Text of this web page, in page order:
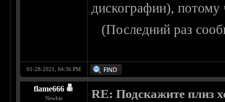
дискографии), потому
(Последний раз
01-28-2021, 04:36 PM
flame666
Newbie RE: Подскажите плиз